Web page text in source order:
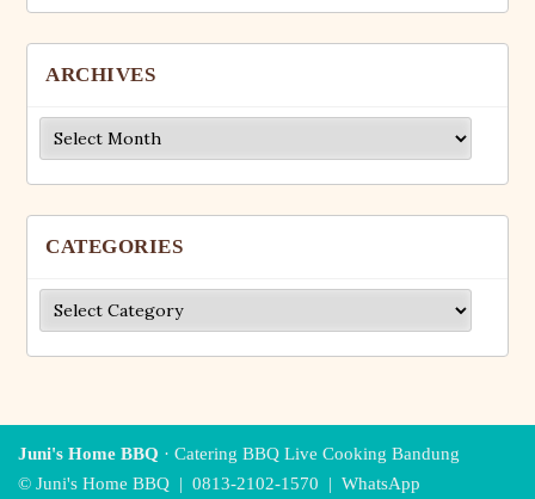
ARCHIVES
Archives
CATEGORIES
Categories
Juni's Home BBQ · Catering BBQ Live Cooking Bandung
© Juni's Home BBQ | 0813-2102-1570 | WhatsApp